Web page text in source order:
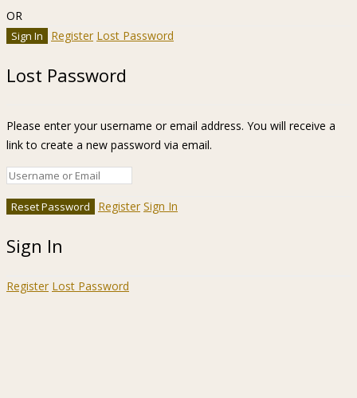
OR
Register Lost Password
Lost Password
Please enter your username or email address. You will receive a
link to create a new password via email.
Register Sign In
Sign In
Register Lost Password